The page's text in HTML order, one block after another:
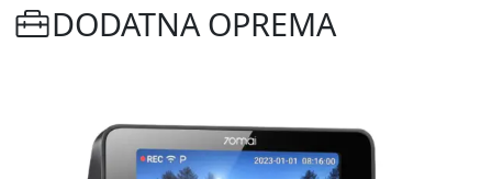
DODATNA OPREMA